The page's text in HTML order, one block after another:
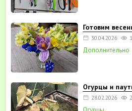
Готовим
30.04.2026
Дополнительно
Огурцы и
28.02.2026